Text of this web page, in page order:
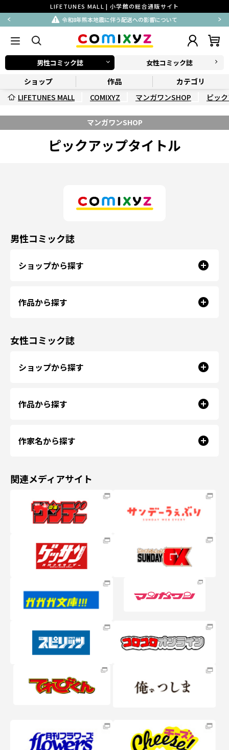
LIFETUNES MALL | 小学館の総合通販サイト
令和8年熊本地震に伴う配送への影響について
男性コミック誌 女性コミック誌
ショップ 作品
カテゴリ
LIFETUNES MALL
COMIXYZ マンガワンSHOP ピッ
マンガワンSHOP
ピックアップタイトル
男性コミック誌
ショップから探す
作品から探す
女性コミック誌
ショップから探す
作品から探す
作家名から探す
関連メディアサイト